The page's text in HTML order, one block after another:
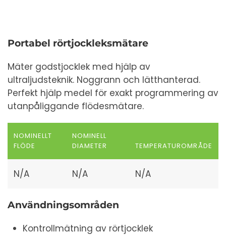
Portabel rörtjockleksmätare
Mäter godstjocklek med hjälp av
ultraljudsteknik. Noggrann och lätthanterad.
Perfekt hjälp medel för exakt programmering av
utanpåliggande flödesmätare.
NOMINELLT
FLÖDE
NOMINELL
DIAMETER
TEMPERATUROMRÅDE
N/A N/A N/A
Användningsområden
Kontrollmätning av rörtjocklek